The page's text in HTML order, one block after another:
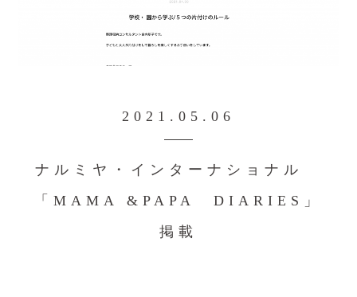
2021.05.06
ナルミヤ・インターナショナル
「MAMA &PAPA DIARIES」
掲載